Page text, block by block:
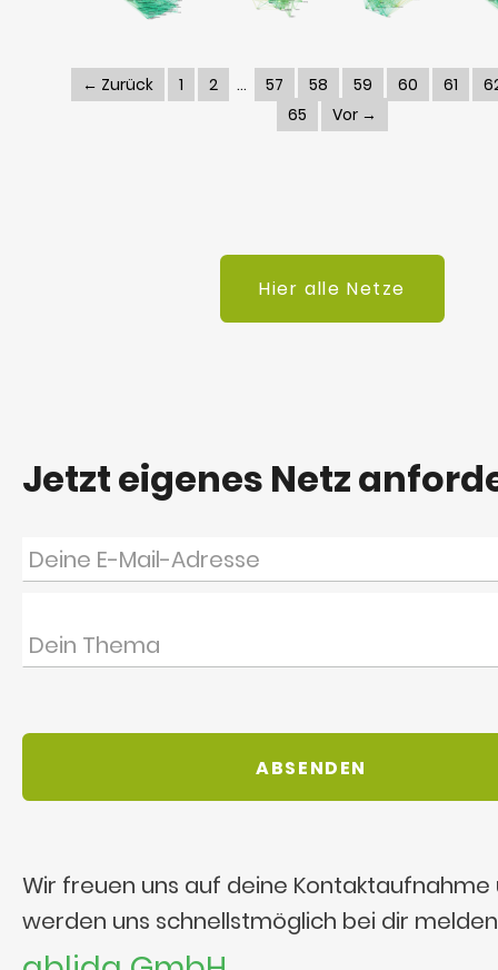
← Zurück 1 2 57 58 59 60 61
65
Vor →
Hier alle Netze
Jetzt eigenes Netz
Wir freuen uns auf deine Kontaktaufnahme
werden uns schnellstmöglich bei dir